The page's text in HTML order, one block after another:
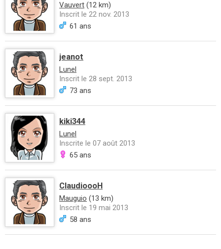
Vauvert (12 km)
Inscrit le 22 nov. 2013
61 ans
jeanot
Lunel
Inscrit le 28 sept. 2013
73 ans
kiki344
Lunel
Inscrite le 07 août 2013
65 ans
ClaudioooH
Mauguio (13 km)
Inscrit le 19 mai 2013
58 ans